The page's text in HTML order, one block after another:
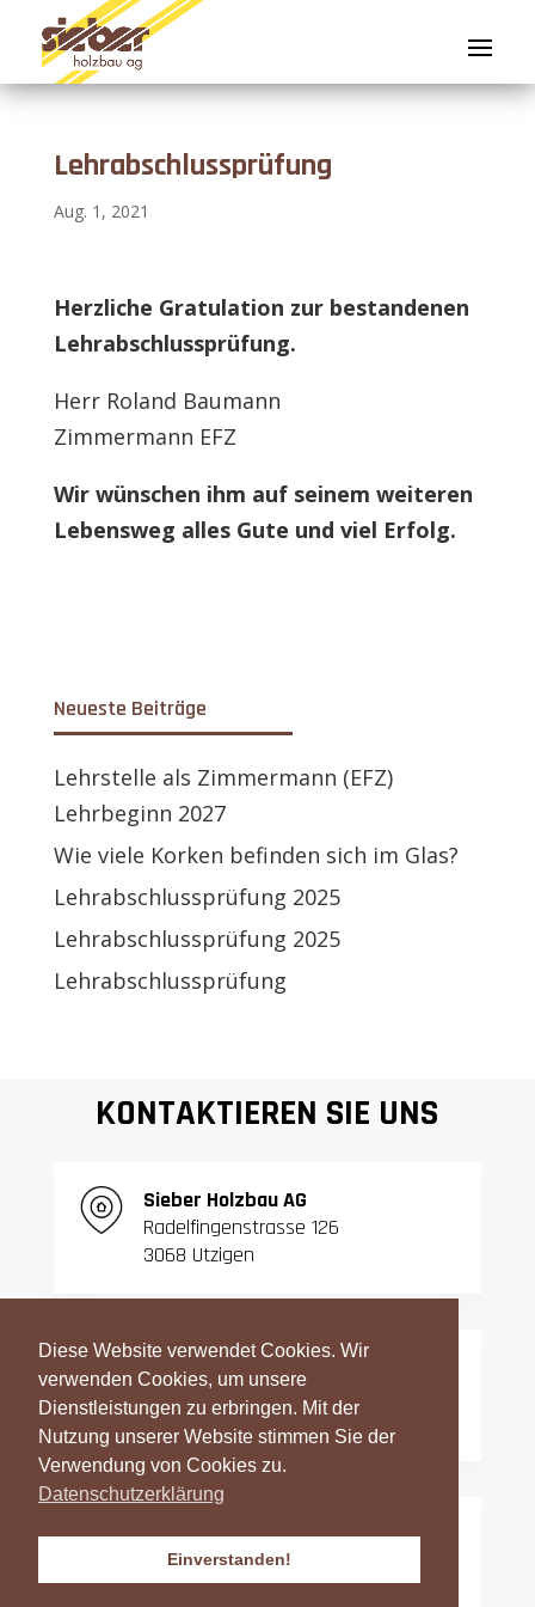
Diese Website verwendet Cookies. Wir
verwenden Cookies, um unsere
Dienstleistungen zu erbringen. Mit der
Nutzung unserer Website stimmen Sie der
Verwendung von Cookies zu.
Datenschutzerklärung
Einverstanden!
Lehrabschlussprüfung
Aug. 1, 2021
Herzliche Gratulation zur bestandenen
Lehrabschlussprüfung.
Herr Roland Baumann
Zimmermann EFZ
Wir wünschen ihm auf seinem weiteren
Lebensweg alles Gute und viel Erfolg.
Neueste Beiträge
Lehrstelle als Zimmermann (EFZ)
Lehrbeginn 2027
Wie viele Korken befinden sich im Glas?
Lehrabschlussprüfung 2025
Lehrabschlussprüfung 2025
Lehrabschlussprüfung
KONTAKTIEREN SIE UNS
Sieber Holzbau AG
Radelfingenstrasse 126
3068 Utzigen
T:
031 839 06 27
F:031 839 42 23
info@sieber-holzbau.ch
Datenschutzerklärung